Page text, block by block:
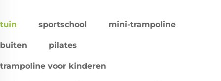
tuin sportschool mini-trampoline
buiten pilates
trampoline voor kinderen